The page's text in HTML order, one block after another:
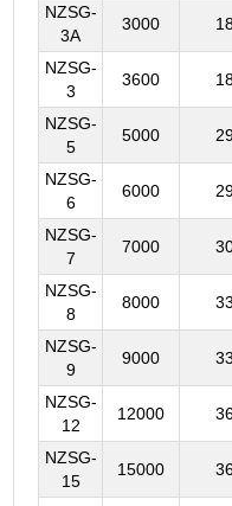
NZSG-
3A
3000
NZSG-
3
3600
NZSG-
5
5000
NZSG-
6
6000
NZSG-
7
7000
NZSG-
8
8000
NZSG-
9
9000
NZSG-
12
12000
NZSG-
15
15000